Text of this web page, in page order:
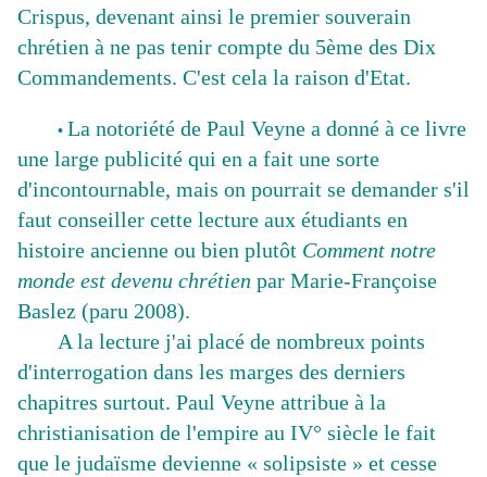
Crispus, devenant ainsi le premier souverain
chrétien à ne pas tenir compte du 5ème des Dix
Commandements. C'est cela la raison d'Etat.
• La notoriété de Paul Veyne a donné à ce livre
une large publicité qui en a fait une sorte
d'incontournable, mais on pourrait se demander s'il
faut conseiller cette lecture aux étudiants en
histoire ancienne ou bien plutôt Comment notre
monde est devenu chrétien par Marie-Françoise
Baslez (paru 2008).
A la lecture j'ai placé de nombreux points
d'interrogation dans les marges des derniers
chapitres surtout. Paul Veyne attribue à la
christianisation de l'empire au IV° siècle le fait
que le judaïsme devienne « solipsiste » et cesse